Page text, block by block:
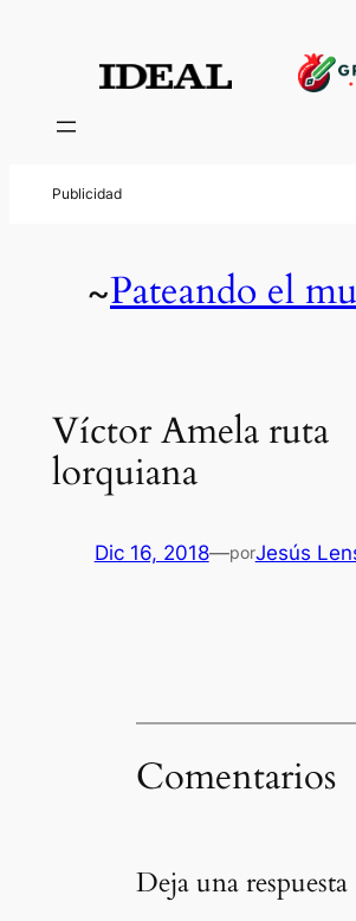
~Pateando el
Víctor Amela ruta
lorquiana
Dic 16, 2018—porJesús
Comentarios
Deja una respuesta